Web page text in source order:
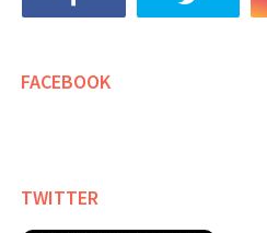
FACEBOOK
TWITTER